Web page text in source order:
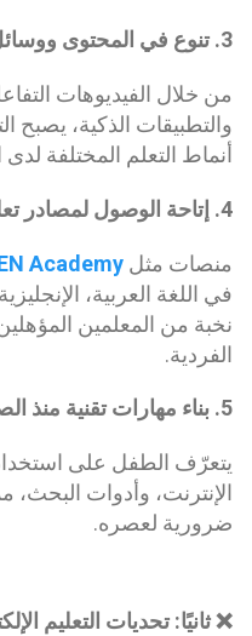
3. تنوع في المحتوى
من خلال الفيديوهات
والتطبيقات الذكية، يصبح
أنماط التعلم المختلفة لدى
4. إتاحة الوصول لمصادر
منصات مثل Academy
في اللغة العربية،
نخبة من المعلمين
الفردية.
5. بناء مهارات تقنية منذ
يتعرّف الطفل على
الإنترنت، وأدوات
ضرورية لعصره.
❌ ثانيًا: تحديات التعليم